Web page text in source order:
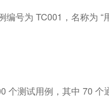
号为 TC001，名称为 “
个测试用例，其中 70 个